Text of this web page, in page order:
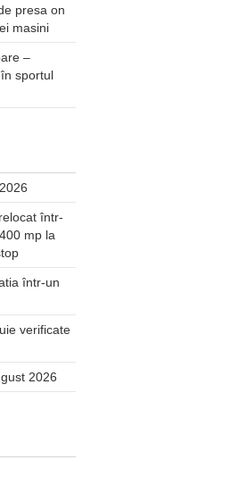
presa on
masini
–
sportul
într-
mp la
într-un
verificate
2026